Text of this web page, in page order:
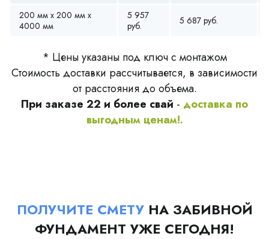
200 мм x 200 мм x
4000 мм
5 957
руб.
5 687 руб.
* Цены указаны под ключ с монтажом
Стоимость доставки рассчитывается, в зависимости
от расстояния до объема.
При заказе 22 и более свай - доставка по
выгодным ценам!.
ПОЛУЧИТЕ СМЕТУНА ЗАБИВНОЙ
ФУНДАМЕНТ УЖЕ СЕГОДНЯ!